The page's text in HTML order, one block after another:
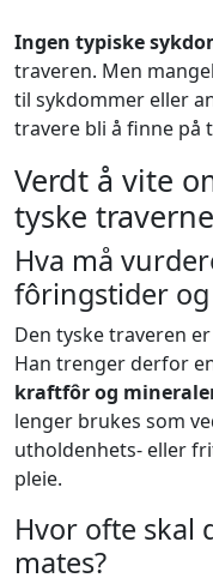
Ingen typiske
traveren. Men
til sykdommer eller
travere bli å finne på
Verdt å vite
tyske traverne
Hva må
fôringstider
Den tyske traveren
Han trenger derfor
kraftfôr og
lenger brukes som
utholdenhets- eller
pleie.
Hvor ofte skal
mates?